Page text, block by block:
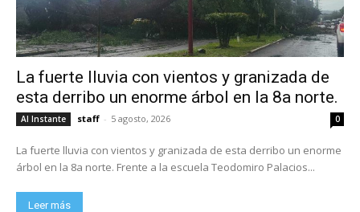
La fuerte lluvia con vientos y granizada de
esta derribo un enorme árbol en la 8a norte.
Al Instante staff - 5 agosto, 2026 0
La fuerte lluvia con vientos y granizada de esta derribo un enorme
árbol en la 8a norte. Frente a la escuela Teodomiro Palacios...
Leer más